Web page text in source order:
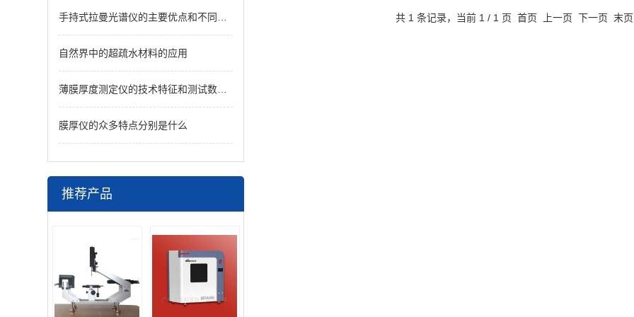
手持式拉曼光谱仪的主要优点和不同领域中的应用
自然界中的超疏水材料的应用
薄膜厚度测定仪的技术特征和测试数据功能
膜厚仪的众多特点分别是什么
推荐产品
共 1 条记录，当前 1 / 1 页 首页 上一页 下一页 末